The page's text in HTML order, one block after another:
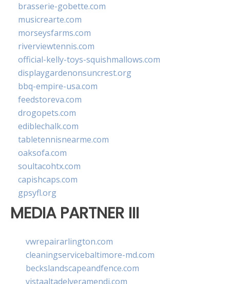
brasserie-gobette.com
musicrearte.com
morseysfarms.com
riverviewtennis.com
official-kelly-toys-squishmallows.com
displaygardenonsuncrest.org
bbq-empire-usa.com
feedstoreva.com
drogopets.com
ediblechalk.com
tabletennisnearme.com
oaksofa.com
soultacohtx.com
capishcaps.com
gpsyfl.org
MEDIA PARTNER III
vwrepairarlington.com
cleaningservicebaltimore-md.com
beckslandscapeandfence.com
vistaaltadelveramendi.com